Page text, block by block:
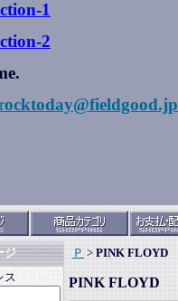
-1
2
rocktoday@fieldgood.jp
ジ
ス
Ｐ > PINK FLOYD
PINK FLOYD